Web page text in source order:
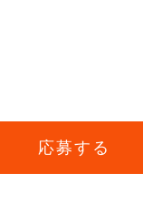
応募する